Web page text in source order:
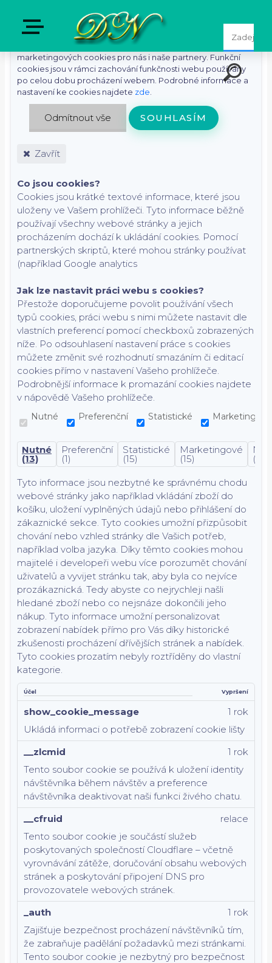
S cílem usnadnit uživatelům používat naše webové stránky
využíváme cookies. Kliknutím na tlačítko "Souhlasím"
souhlasíte s použitím preferenčních, statistických i
marketingových cookies pro nás i naše partnery. Funkční
cookies jsou v rámci zachování funkčnosti webu používány
po celou dobu procházení webem. Podrobné informace a
nastavení ke cookies najdete zde
Odmítnout vše SOUHLASÍM
Zavřít
Co jsou cookies?
Cookies jsou krátké textové informace, které jsou
uloženy ve Vašem prohlížeči. Tyto informace běžně
používají všechny webové stránky a jejich
procházením dochází k ukládání cookies. Pomocí
partnerských skriptů, které mohou stránky používat
(například Google analytics
Jak lze nastavit práci webu s cookies?
Přestože doporučujeme povolit používání všech
typů cookies, práci webu s nimi můžete nastavit dle
vlastních preferencí pomocí checkboxů zobrazených
níže. Po odsouhlasení nastavení práce s cookies
můžete změnit své rozhodnutí smazáním či editací
cookies přímo v nastavení Vašeho prohlížeče.
Podrobnější informace k promazání cookies najdete
v nápovědě Vašeho prohlížeče.
Nutné Preferenční Statistické Marketingové
Nutné
(13)
Preferenční
(1)
Statistické
(15)
Marketingové
(15) (7)
Tyto informace jsou nezbytné ke správnému chodu
webové stránky jako například vkládání zboží do
košíku, uložení vyplněných údajů nebo přihlášení do
zákaznické sekce. Tyto cookies umožní přizpůsobit
chování nebo vzhled stránky dle Vašich potřeb,
například volba jazyka. Díky těmto cookies mohou
majitelé i developeři webu více porozumět chování
uživatelů a vyvijet stránku tak, aby byla co nejvíce
prozákaznická. Tedy abyste co nejrychleji našli
hledané zboží nebo co nejsnáze dokončili jeho
nákup. Tyto informace umožní personalizovat
zobrazení nabídek přímo pro Vás díky historické
zkušenosti procházení dřívějších stránek a nabídek.
Tyto cookies prozatím nebyly roztříděny do vlastní
kategorie.
Účel Vypršení
show_cookie_message
Ukládá informaci o potřebě zobrazení cookie lišty
1 rok
__zlcmid
Tento soubor cookie se používá k uložení identity
návštěvníka během návštěv a preference
návštěvníka deaktivovat naši funkci živého chatu.
1 rok
__cfruid
Tento soubor cookie je součástí služeb
poskytovaných společností Cloudflare – včetně
vyrovnávání zátěže, doručování obsahu webových
stránek a poskytování připojení DNS pro
provozovatele webových stránek.
relace
_auth
Zajišťuje bezpečnost procházení návštěvníků tím,
že zabraňuje padělání požadavků mezi stránkami.
Tento soubor cookie je nezbytný pro bezpečnost
1 rok